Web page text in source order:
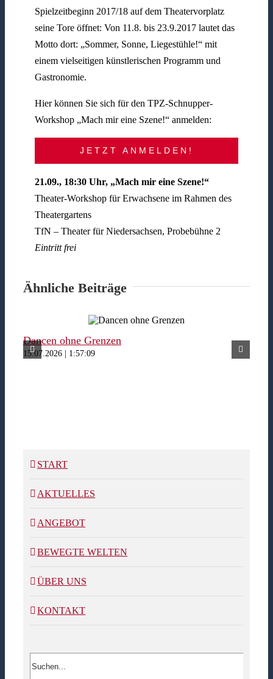
Spielzeitbeginn 2017/18 auf dem Theatervorplatz
seine Tore öffnet: Von 11.8. bis 23.9.2017 lautet das
Motto dort: „Sommer, Sonne, Liegestühle!“ mit
einem vielseitigen künstlerischen Programm und
Gastronomie.
Hier können Sie sich für den TPZ-Schnupper-
Workshop „Mach mir eine Szene!“ anmelden:
JETZT ANMELDEN!
21.09., 18:30 Uhr, „Mach mir eine Szene!“
Theater-Workshop für Erwachsene im Rahmen des
Theatergartens
TfN – Theater für Niedersachsen, Probebühne 2
Eintritt frei
Ähnliche Beiträge
Dancen ohne Grenzen
15.07.2026 | 1:57:09
START
AKTUELLES
ANGEBOT
BEWEGTE WELTEN
ÜBER UNS
KONTAKT